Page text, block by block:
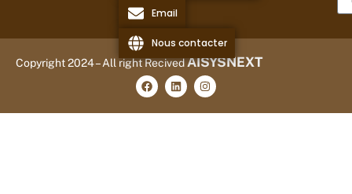
Copyright 2024 – All right RecivedAISYSNEXT
Email
Nous contacter